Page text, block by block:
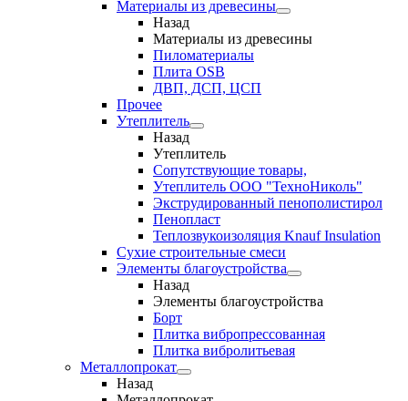
Материалы из древесины
Назад
Материалы из древесины
Пиломатериалы
Плита OSB
ДВП, ДСП, ЦСП
Прочее
Утеплитель
Назад
Утеплитель
Сопутствующие товары,
Утеплитель ООО "ТехноНиколь"
Экструдированный пенополистирол
Пенопласт
Теплозвукоизоляция Knauf Insulation
Сухие строительные смеси
Элементы благоустройства
Назад
Элементы благоустройства
Борт
Плитка вибропрессованная
Плитка вибролитьевая
Металлопрокат
Назад